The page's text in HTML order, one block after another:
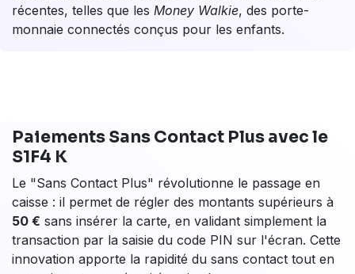
récentes, telles que les Money Walkie, des porte-
monnaie connectés conçus pour les enfants.